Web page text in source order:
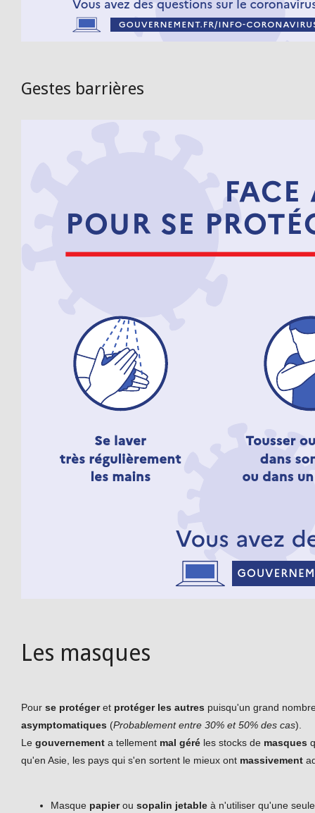
Gestes barrières
Les masques
Pour se protégeret protéger les autres puisqu'un grand
asymptomatiques (Probablement entre 30% et 50% des cas).
Le gouvernement a tellement mal géré les stocks de masques
qu'en Asie, les pays qui s'en sortent le mieux ont massivement
Masque papierou sopalin jetable à n'utiliser qu'une